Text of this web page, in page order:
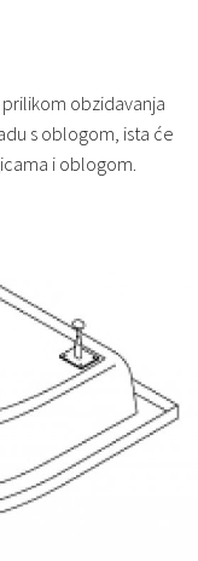
obzidavanja
s oblogom, ista će
i oblogom.